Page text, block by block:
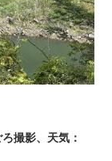
撮影、天気：